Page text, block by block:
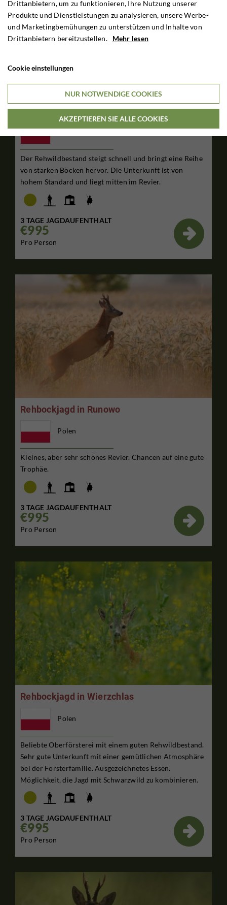
Rehbockjagd in Rozanna
Der Rehwildbestand steigt schnell und bringt eine Reihe
von starken Böcken hervor. Die Unterkunft ist von
hohem Standard und liegt mitten im Revier.
3 TAGE JAGDAUFENTHALT
€995
Pro Person

Rehbockjagd in Runowo
Polen
Kleines, aber sehr schönes Revier. Chancen auf eine gute
Trophäe.
3 TAGE JAGDAUFENTHALT
€995
Pro Person

Rehbockjagd in Wierzchlas
Polen
Beliebte Oberförsterei mit einem guten Rehwildbestand.
Sehr gute Unterkunft mit einer gemütlichen Atmosphäre
bei der Försterfamilie. Ausgezeichnetes Essen.
Möglichkeit, die Jagd mit Schwarzwild zu kombinieren.
3 TAGE JAGDAUFENTHALT
€995
Pro Person

Drittanbietern, um zu funktionieren, Ihre Nutzung unserer
Produkte und Dienstleistungen zu analysieren, unsere Werbe-
und Marketingbemühungen zu unterstützen und Inhalte von
Drittanbietern bereitzustellen. Mehr lesen
Cookie einstellungen
NUR NOTWENDIGE COOKIES
AKZEPTIEREN SIE ALLE COOKIES